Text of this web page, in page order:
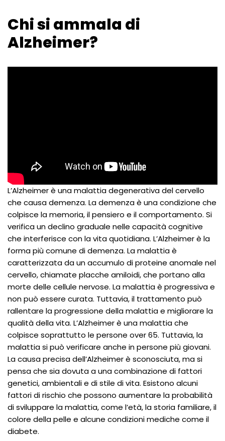
Chi si ammala di
Alzheimer?
L’Alzheimer è una malattia degenerativa del cervello
che causa demenza. La demenza è una condizione che
colpisce la memoria, il pensiero e il comportamento. Si
verifica un declino graduale nelle capacità cognitive
che interferisce con la vita quotidiana. L’Alzheimer è la
forma più comune di demenza. La malattia è
caratterizzata da un accumulo di proteine anomale nel
cervello, chiamate placche amiloidi, che portano alla
morte delle cellule nervose. La malattia è progressiva e
non può essere curata. Tuttavia, il trattamento può
rallentare la progressione della malattia e migliorare la
qualità della vita. L’Alzheimer è una malattia che
colpisce soprattutto le persone over 65. Tuttavia, la
malattia si può verificare anche in persone più giovani.
La causa precisa dell’Alzheimer è sconosciuta, ma si
pensa che sia dovuta a una combinazione di fattori
genetici, ambientali e di stile di vita. Esistono alcuni
fattori di rischio che possono aumentare la probabilità
di sviluppare la malattia, come l’età, la storia familiare, il
colore della pelle e alcune condizioni mediche come il
diabete.